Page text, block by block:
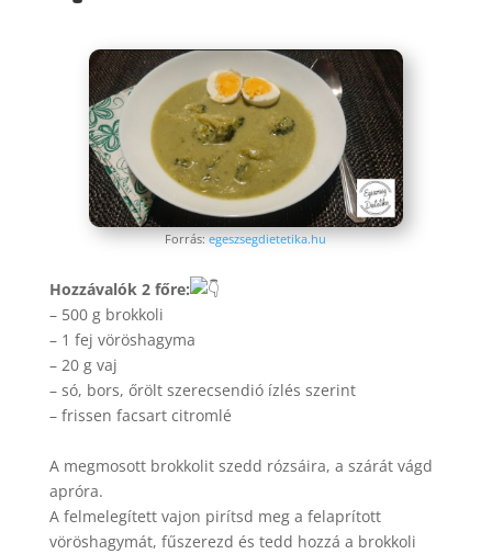
Forrás:egeszsegdietetika.hu
Hozzávalók 2 főre:
– 500 g brokkoli
– 1 fej vöröshagyma
– 20 g vaj
– só, bors, őrölt szerecsendió ízlés szerint
– frissen facsart citromlé
A megmosott brokkolit szedd rózsáira, a szárát vágd
apróra.
A felmelegített vajon pirítsd meg a felaprított
vöröshagymát, fűszerezd és tedd hozzá a brokkoli